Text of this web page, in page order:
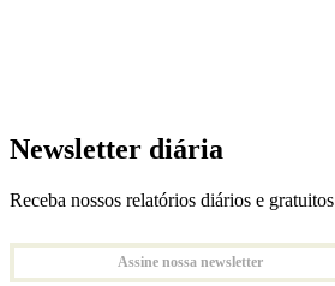
Newsletter diária
Receba nossos relatórios diários e gratuitos
Assine nossa newsletter